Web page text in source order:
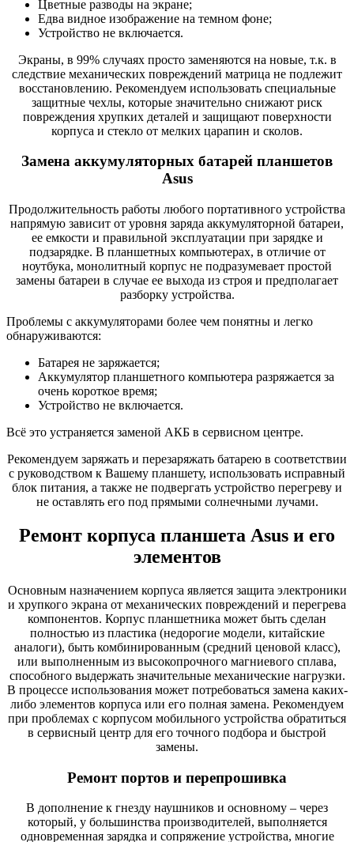
Цветные разводы на экране;
Едва видное изображение на темном фоне;
Устройство не включается.
Экраны, в 99% случаях просто заменяются на новые, т.к. в
следствие механических повреждений матрица не подлежит
восстановлению. Рекомендуем использовать специальные
защитные чехлы, которые значительно снижают риск
повреждения хрупких деталей и защищают поверхности
корпуса и стекло от мелких царапин и сколов.
Замена аккумуляторных батарей планшетов
Asus
Продолжительность работы любого портативного устройства
напрямую зависит от уровня заряда аккумуляторной батареи,
ее емкости и правильной эксплуатации при зарядке и
подзарядке. В планшетных компьютерах, в отличие от
ноутбука, монолитный корпус не подразумевает простой
замены батареи в случае ее выхода из строя и предполагает
разборку устройства.
Проблемы с аккумуляторами более чем понятны и легко
обнаруживаются:
Батарея не заряжается;
Аккумулятор планшетного компьютера разряжается за
очень короткое время;
Устройство не включается.
Всё это устраняется заменой АКБ в сервисном центре.
Рекомендуем заряжать и перезаряжать батарею в соответствии
с руководством к Вашему планшету, использовать исправный
блок питания, а также не подвергать устройство перегреву и
не оставлять его под прямыми солнечными лучами.
Ремонт корпуса планшета Asus и его
элементов
Основным назначением корпуса является защита электроники
и хрупкого экрана от механических повреждений и перегрева
компонентов. Корпус планшетника может быть сделан
полностью из пластика (недорогие модели, китайские
аналоги), быть комбинированным (средний ценовой класс),
или выполненным из высокопрочного магниевого сплава,
способного выдержать значительные механические нагрузки.
В процессе использования может потребоваться замена каких-
либо элементов корпуса или его полная замена. Рекомендуем
при проблемах с корпусом мобильного устройства обратиться
в сервисный центр для его точного подбора и быстрой
замены.
Ремонт портов и перепрошивка
В дополнение к гнезду наушников и основному – через
который, у большинства производителей, выполняется
одновременная зарядка и сопряжение устройства, многие